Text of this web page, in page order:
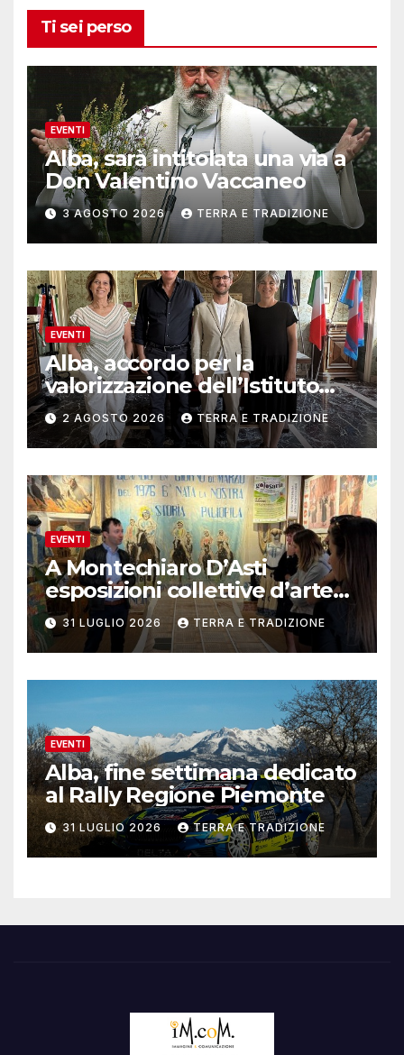
Ti sei perso
EVENTI
Alba, sarà intitolata una via a
Don Valentino Vaccaneo
3 AGOSTO 2026 TERRA E TRADIZIONE
EVENTI
Alba, accordo per la
valorizzazione dell’Istituto
musicale Rocca
2 AGOSTO 2026 TERRA E TRADIZIONE
EVENTI
A Montechiaro D’Asti
esposizioni collettive d’arte
contemporanea
31 LUGLIO 2026 TERRA E TRADIZIONE
EVENTI
Alba, fine settimana dedicato
al Rally Regione Piemonte
31 LUGLIO 2026 TERRA E TRADIZIONE